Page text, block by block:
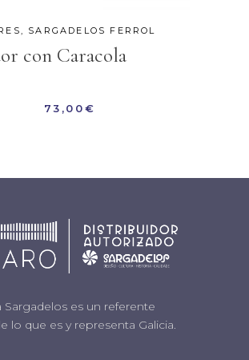
, SARGADELOS FERROL
con Caracola
73,00€
Sargadelos es un referente
lo que es y representa Galicia.